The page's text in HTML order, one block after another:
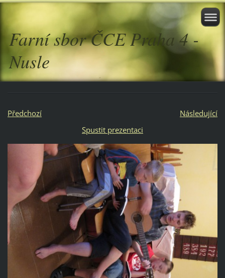
Farní sbor ČCE Praha 4 -
Nusle
Předchozí
Následující
Spustit prezentaci